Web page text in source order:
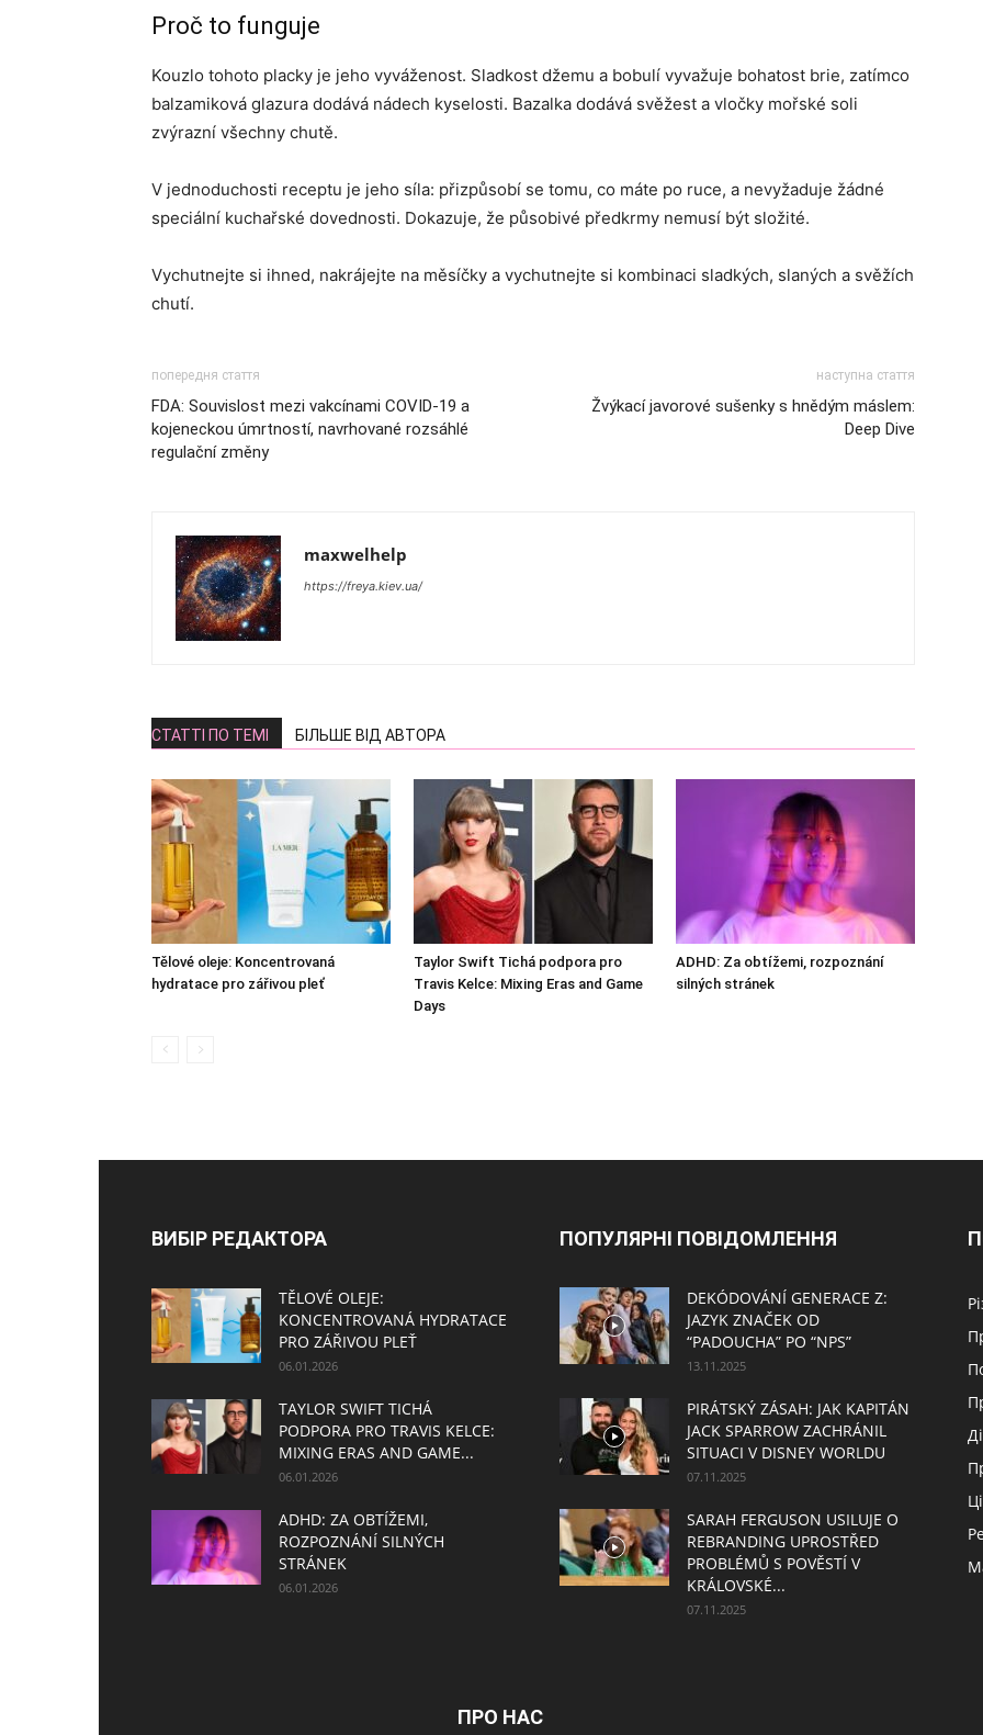
Proč to funguje
Kouzlo tohoto placky je jeho vyváženost. Sladkost džemu a bobulí vyvažuje bohatost brie, zatímco
balzamiková glazura dodává nádech kyselosti. Bazalka dodává svěžest a vločky mořské soli
zvýrazní všechny chutě.
V jednoduchosti receptu je jeho síla: přizpůsobí se tomu, co máte po ruce, a nevyžaduje žádné
speciální kuchařské dovednosti. Dokazuje, že působivé předkrmy nemusí být složité.
Vychutnejte si ihned, nakrájejte na měsíčky a vychutnejte si kombinaci sladkých, slaných a svěžích
chutí.
попередня стаття
FDA: Souvislost mezi vakcínami COVID-19 a
kojeneckou úmrtností, navrhované rozsáhlé
regulační změny
наступна стаття
Žvýkací javorové sušenky s hnědým máslem:
Deep Dive
maxwelhelp
https://freya.kiev.ua/
СТАТТІ ПО ТЕМІ БІЛЬШЕ ВІД АВТОРА
Tělové oleje: Koncentrovaná
hydratace pro zářivou pleť
Taylor Swift Tichá podpora pro
Travis Kelce: Mixing Eras and Game
Days
ADHD: Za obtížemi, rozpoznání
silných stránek
ВИБІР РЕДАКТОРА
TĚLOVÉ OLEJE:
KONCENTROVANÁ HYDRATACE
PRO ZÁŘIVOU PLEŤ
06.01.2026
TAYLOR SWIFT TICHÁ
PODPORA PRO TRAVIS KELCE:
MIXING ERAS AND GAME...
06.01.2026
ADHD: ZA OBTÍŽEMI,
ROZPOZNÁNÍ SILNÝCH
STRÁNEK
06.01.2026
ПОПУЛЯРНІ ПОВІДОМЛЕННЯ
DEKÓDOVÁNÍ GENERACE Z:
JAZYK ZNAČEK OD
“PADOUCHA” PO “NPS”
13.11.2025
PIRÁTSKÝ ZÁSAH: JAK KAPITÁN
JACK SPARROW ZACHRÁNIL
SITUACI V DISNEY WORLDU
07.11.2025
SARAH FERGUSON USILUJE O
REBRANDING UPROSTŘED
PROBLÉMŮ S POVĚSTÍ V
KRÁLOVSKÉ...
07.11.2025
ПРО НАС